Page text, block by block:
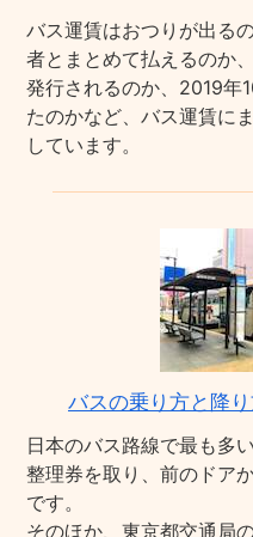
バス運賃はおつりが出る
者とまとめて払えるのか
発行されるのか、2019年
たのかなど、バス運賃に
しています。
バスの乗り方と降
日本のバス路線で最も多
整理券を取り、前のドア
です。
そのほか、東京都交通局